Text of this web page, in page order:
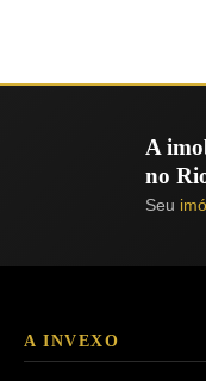
A
no
Seu
A INVEXO